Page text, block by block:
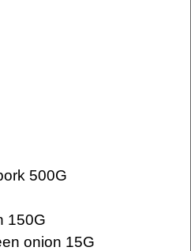
500G
150G
onion 15G